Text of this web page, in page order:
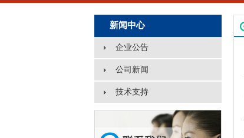
新闻中心
企业公告
公司新闻
技术支持